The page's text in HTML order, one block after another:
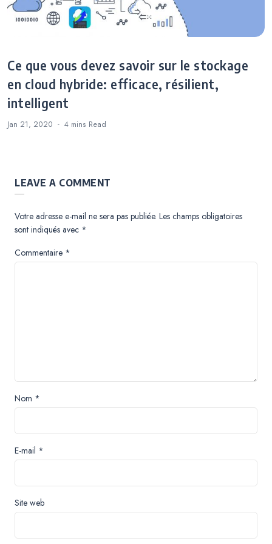
Ce que vous devez savoir sur le stockage
en cloud hybride: efficace, résilient,
intelligent
Jan 21, 2020 4 mins Read
LEAVE A COMMENT
Votre adresse e-mail ne sera pas publiée. Les champs obligatoires
sont indiqués avec *
Commentaire *
Nom *
E-mail *
Site web